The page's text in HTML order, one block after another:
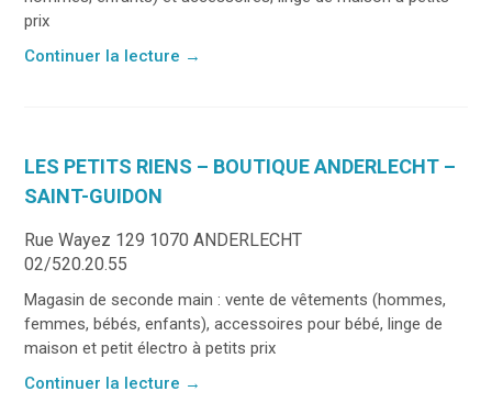
prix
Continuer la lecture →
LES PETITS RIENS – BOUTIQUE ANDERLECHT –
SAINT-GUIDON
Rue Wayez 129 1070 ANDERLECHT
02/520.20.55
Magasin de seconde main : vente de vêtements (hommes,
femmes, bébés, enfants), accessoires pour bébé, linge de
maison et petit électro à petits prix
Continuer la lecture →